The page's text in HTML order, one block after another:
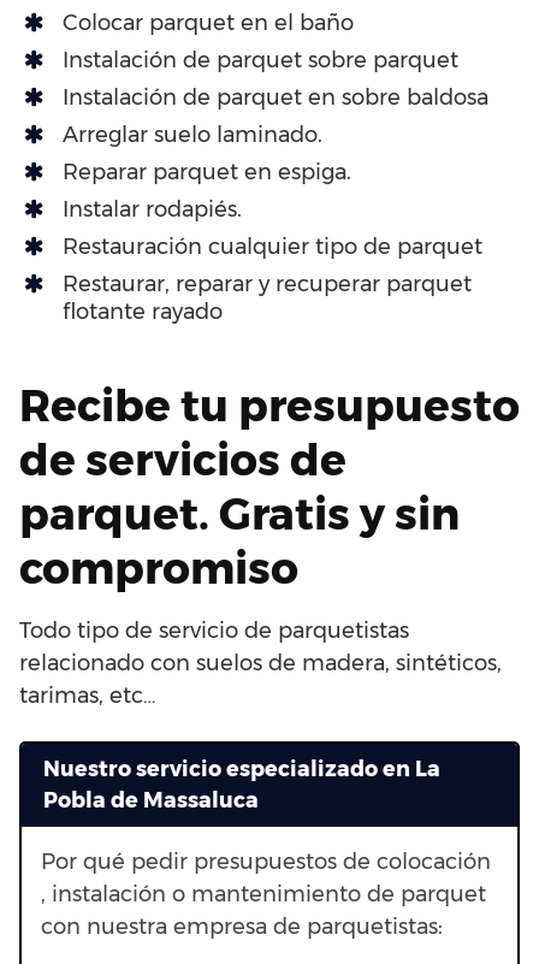
Colocar parquet en el baño
Instalación de parquet sobre parquet
Instalación de parquet en sobre baldosa
Arreglar suelo laminado.
Reparar parquet en espiga.
Instalar rodapiés.
Restauración cualquier tipo de parquet
Restaurar, reparar y recuperar parquet
flotante rayado
Recibe tu presupuesto
de servicios de
parquet. Gratis y sin
compromiso
Todo tipo de servicio de parquetistas
relacionado con suelos de madera, sintéticos,
tarimas, etc…
Nuestro servicio especializado en La
Pobla de Massaluca
Por qué pedir presupuestos de colocación
, instalación o mantenimiento de parquet
con nuestra empresa de parquetistas: